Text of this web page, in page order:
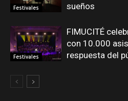
Festivales
sueños
Festivales
FIMUCITÉ
con 10.000
respuesta del